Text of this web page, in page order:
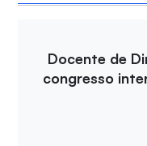
Docente de
congresso